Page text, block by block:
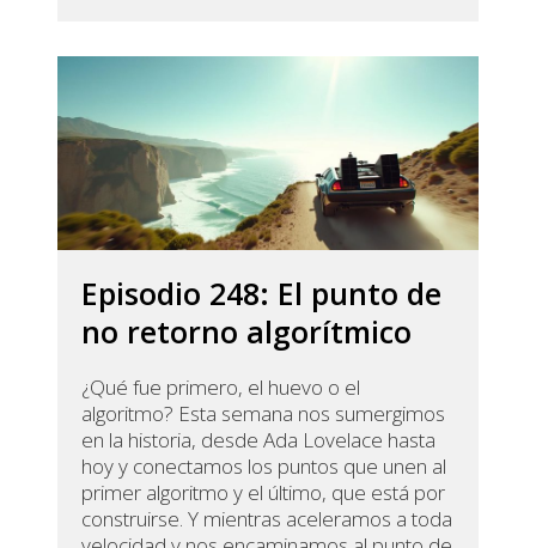
Episodio 248: El punto de
no retorno algorítmico
¿Qué fue primero, el huevo o el
algoritmo? Esta semana nos sumergimos
en la historia, desde Ada Lovelace hasta
hoy y conectamos los puntos que unen al
primer algoritmo y el último, que está por
construirse. Y mientras aceleramos a toda